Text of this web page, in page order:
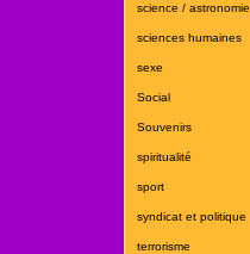
science / astronomie
sciences humaines
sexe
Social
Souvenirs
spiritualité
sport
syndicat et politique
terrorisme